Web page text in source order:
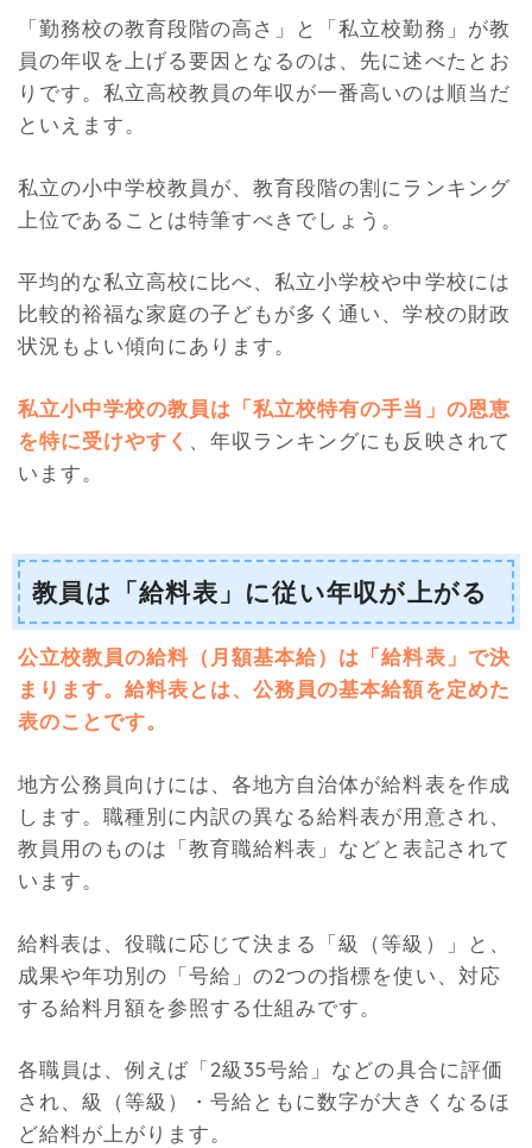
「勤務校の教育段階の高さ」と「私立校勤務」が教
員の年収を上げる要因となるのは、先に述べたとお
りです。私立高校教員の年収が一番高いのは順当だ
といえます。
私立の小中学校教員が、教育段階の割にランキング
上位であることは特筆すべきでしょう。
平均的な私立高校に比べ、私立小学校や中学校には
比較的裕福な家庭の子どもが多く通い、学校の財政
状況もよい傾向にあります。
私立小中学校の教員は「私立校特有の手当」の恩恵
を特に受けやすく 、年収ランキングにも反映されて
います。
教員は「給料表」に従い年収が上がる
公立校教員の給料（月額基本給）は「給料表」で決
まります。給料表とは、公務員の基本給額を定めた
表のことです。
地方公務員向けには、各地方自治体が給料表を作成
します。職種別に内訳の異なる給料表が用意され、
教員用のものは「教育職給料表」などと表記されて
います。
給料表は、役職に応じて決まる「級（等級）」と、
成果や年功別の「号給」の2つの指標を使い、対応
する給料月額を参照する仕組みです。
各職員は、例えば「2級35号給」などの具合に評価
され、級（等級）・号給ともに数字が大きくなるほ
ど給料が上がります。